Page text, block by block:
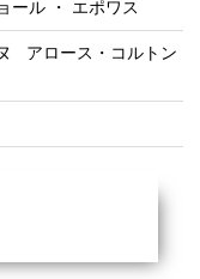
ール ・ エポワス
アロース・コルトン